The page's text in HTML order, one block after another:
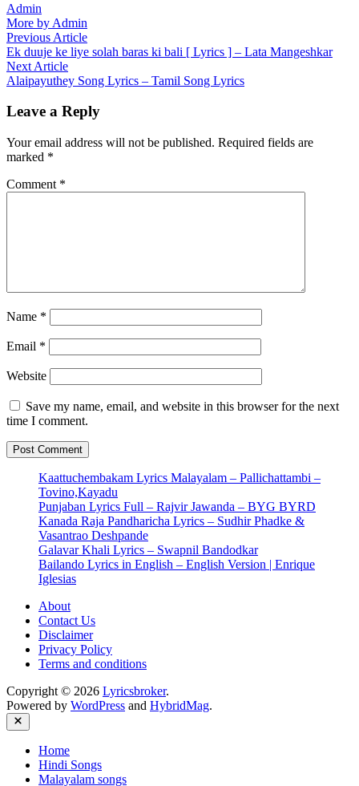
Admin
More by Admin
Post
navigation
Previous ArticlePrevious
article:
Ek duuje ke liye solah baras ki bali [ Lyrics ] – Lata Mangeshkar
Next ArticleNext
article:
Alaipayuthey Song Lyrics – Tamil Song Lyrics
Leave a Reply
Your email address will not be published. Required fields are
marked *
Comment *
Name *
Email *
Website
Save my name, email, and website in this browser for the next
time I comment.
Kaattuchembakam Lyrics Malayalam – Pallichattambi –
Tovino,Kayadu
Punjaban Lyrics Full – Rajvir Jawanda – BYG BYRD
Kanada Raja Pandharicha Lyrics – Sudhir Phadke &
Vasantrao Deshpande
Galavar Khali Lyrics – Swapnil Bandodkar
Bailando Lyrics in English – English Version | Enrique
Iglesias
About
Contact Us
Disclaimer
Privacy Policy
Terms and conditions
Copyright © 2026 Lyricsbroker.
Powered by WordPress and HybridMag.
Close
Home
Hindi Songs
Malayalam songs